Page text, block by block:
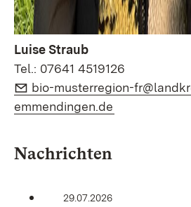
Luise Straub
Tel.: 07641 4519126
E-Mail:
bio-musterregion-
emmendingen.de
Nachrichten
29.07.2026